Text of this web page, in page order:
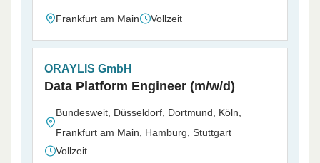
Frankfurt am Main Vollzeit
ORAYLIS GmbH
Data Platform Engineer (m/w/d)
Bundesweit, Düsseldorf, Dortmund, Köln,
Frankfurt am Main, Hamburg, Stuttgart
Vollzeit